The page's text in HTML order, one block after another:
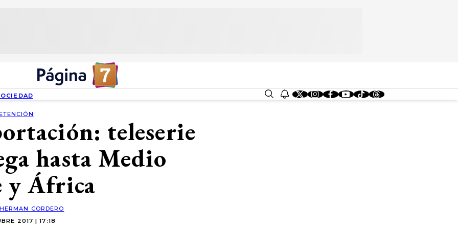
teleserie
hasta Medio
y África
HERMAN CORDERO
2017 | 17:18